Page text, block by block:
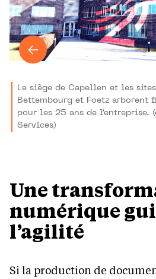
Le siège de Capellen et les
Bettembourg et Foetz arborent
pour les 25 ans de l’entreprise.
Services)
Une
numérique
l’agilité
Si la production de